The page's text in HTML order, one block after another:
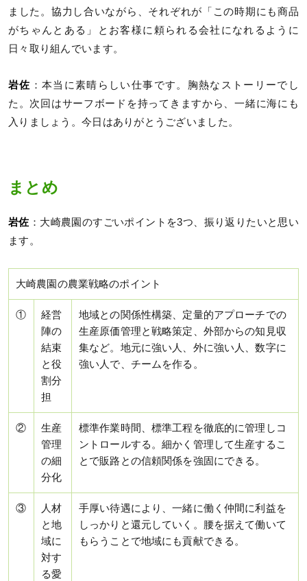
ました。協力し合いながら、それぞれが「この時期にも商品
がちゃんとある」とお客様に頼られる会社になれるように
日々取り組んでいます。
岩佐 ：本当に素晴らしい仕事です。胸熱なストーリーでし
た。次回はサーフボードを持ってきますから、一緒に海にも
入りましょう。今日はありがとうございました。
まとめ
岩佐 ：大崎農園のすごいポイントを3つ、振り返りたいと思い
ます。
大崎農園の農業戦略のポイント
①
経営
陣の
結束
と役
割分
担
地域との関係性構築、定量的アプローチでの
生産原価管理と戦略策定、外部からの知見収
集など。地元に強い人、外に強い人、数字に
強い人で、チームを作る。
②
生産
管理
の細
分化
標準作業時間、標準工程を徹底的に管理しコ
ントロールする。細かく管理して生産するこ
とで販路との信頼関係を強固にできる。
③
人材
と地
域に
対す
る愛
手厚い待遇により、一緒に働く仲間に利益を
しっかりと還元していく。腰を据えて働いて
もらうことで地域にも貢献できる。